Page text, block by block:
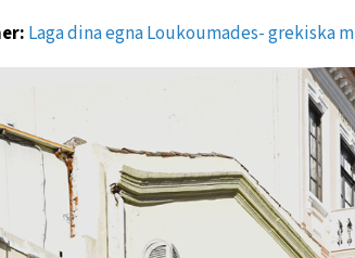
Laga dina egna Loukoumades- grekiska